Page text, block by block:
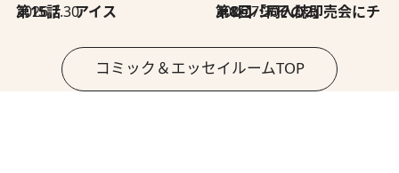
2026.7.30
第15話 アイス 2026.7.30
第8回「同人誌即売会にチャレンジ その2」
コミック＆エッセイルームTOP